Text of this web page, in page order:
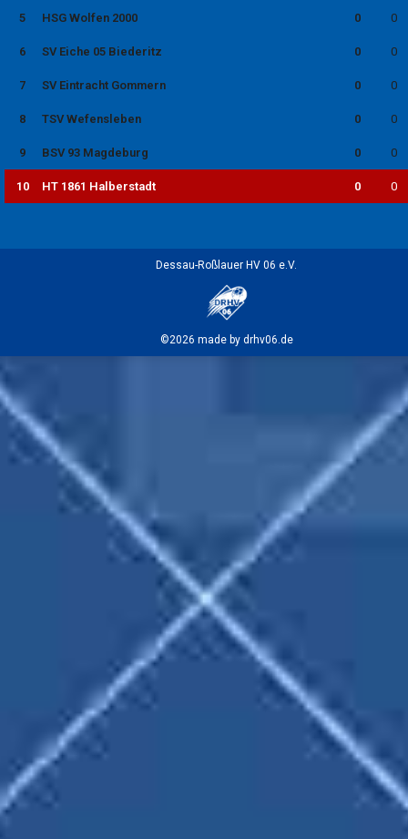
5 HSG Wolfen 2000 0 0
6 SV Eiche 05 Biederitz 0 0
7 SV Eintracht Gommern 0 0
8 TSV Wefensleben 0 0
9 BSV 93 Magdeburg 0 0
10 HT 1861 Halberstadt 0 0
Dessau-Roßlauer HV 06 e.V.
©2026 made by drhv06.de